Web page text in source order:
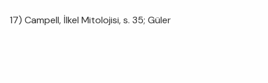
17) Campell, İlkel Mitolojisi, s. 35; Güler